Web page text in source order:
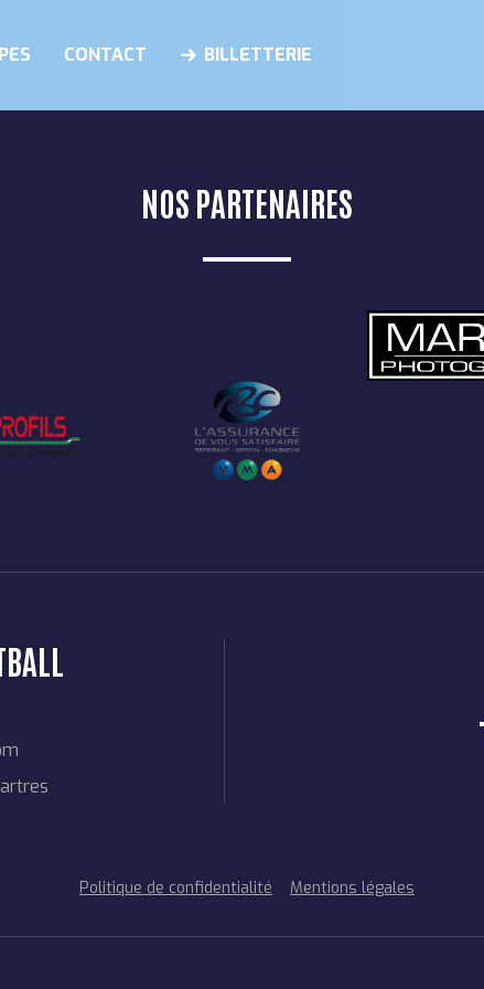
CONTACT BILLETTERIE
NOS PARTENAIRES
Politique de confidentialité Mentions légales